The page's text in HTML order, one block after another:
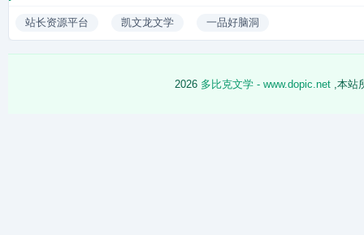
站长资源平台 凯文龙文学 一品好脑洞
2026 多比克文学 - www.dopic.net ,本站